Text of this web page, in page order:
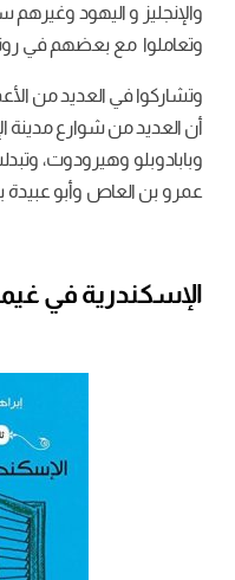
والإنجليز و اليهود وغيرهم
وتعاملوا مع بعضهم في
وتشاركوا في العديد من
أن العديد من شوارع
وبابادوبلو وهيرودوت،
عمرو بن العاص وأبو
الإسكندرية في